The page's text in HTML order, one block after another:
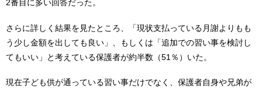
2番目に多い回答だった。
さらに詳しく結果を見たところ、「現状支払っている月謝よりもも
う少し金額を出しても良い」、もしくは「追加での習い事を検討し
てもいい」と考えている保護者が約半数（51％）いた。
現在子ども供が通っている習い事だけでなく、保護者自身や兄弟が